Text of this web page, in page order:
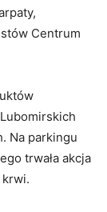
Centrum
Na parkingu
trwała akcja
krwi.